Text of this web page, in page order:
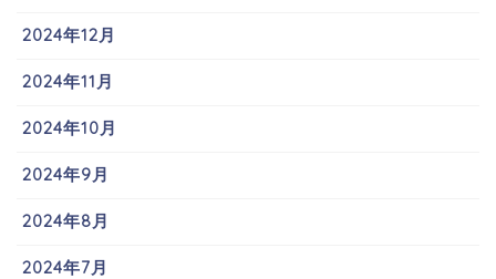
2024年12月
2024年11月
2024年10月
2024年9月
2024年8月
2024年7月